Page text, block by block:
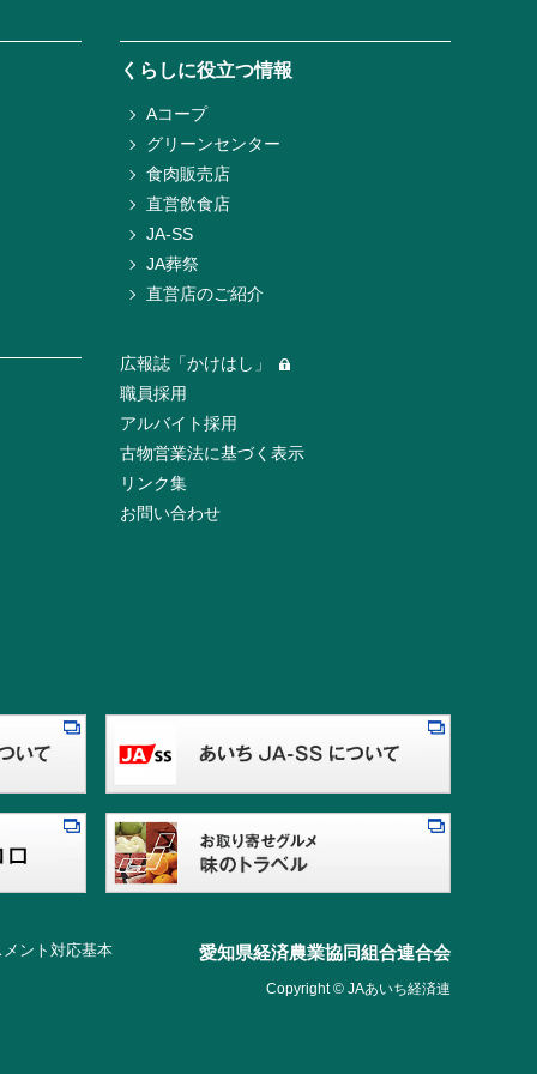
くらしに役立つ情報
Aコープ
グリーンセンター
食肉販売店
直営飲食店
JA-SS
JA葬祭
直営店のご紹介
広報誌「かけはし」
職員採用
アルバイト採用
古物営業法に基づく表示
リンク集
お問い合わせ
ント対応基本
愛知県経済農業協同組合連合会
Copyright © JAあいち経済連